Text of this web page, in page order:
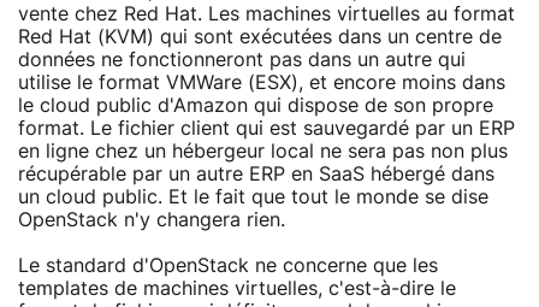
vente chez Red Hat. Les machines virtuelles au format
Red Hat (KVM) qui sont exécutées dans un centre de
données ne fonctionneront pas dans un autre qui
utilise le format VMWare (ESX), et encore moins dans
le cloud public d'Amazon qui dispose de son propre
format. Le fichier client qui est sauvegardé par un ERP
en ligne chez un hébergeur local ne sera pas non plus
récupérable par un autre ERP en SaaS hébergé dans
un cloud public. Et le fait que tout le monde se dise
OpenStack n'y changera rien.
Le standard d'OpenStack ne concerne que les
templates de machines virtuelles, c'est-à-dire le